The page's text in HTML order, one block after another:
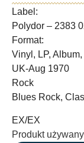
Label:
Polydor – 2383
Format:
Vinyl, LP,
UK-Aug 1970
Rock
Blues Rock,
EX/EX
Produkt używany